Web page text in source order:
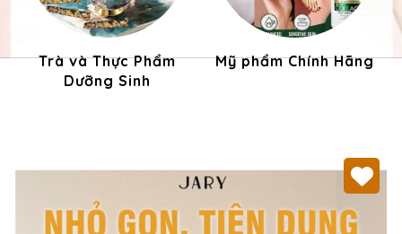
Trà và Thực Phẩm
Dưỡng Sinh
Mỹ phẩm Chính Hãng